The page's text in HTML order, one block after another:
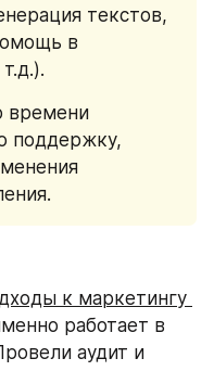
текстов,
в
времени
поддержку,
к маркетингу
работает в
аудит и